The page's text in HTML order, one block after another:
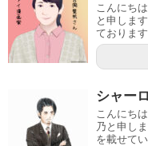
こんにち
と申しま
ておりま
シャー
こんにち
乃と申し
を載せて